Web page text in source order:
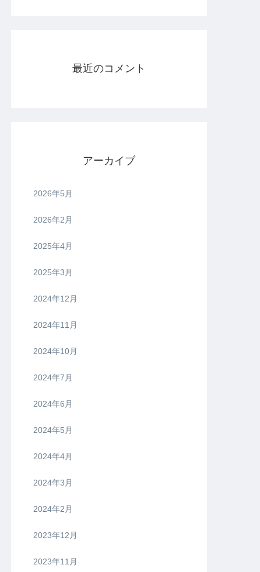
最近のコメント
アーカイブ
2026年5月
2026年2月
2025年4月
2025年3月
2024年12月
2024年11月
2024年10月
2024年7月
2024年6月
2024年5月
2024年4月
2024年3月
2024年2月
2023年12月
2023年11月